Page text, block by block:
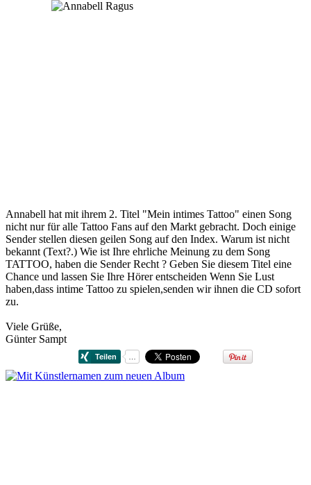
Annabell hat mit ihrem 2. Titel "Mein intimes Tattoo" einen Song
nicht nur für alle Tattoo Fans auf den Markt gebracht. Doch einige
Sender stellen diesen geilen Song auf den Index. Warum ist nicht
bekannt (Text?.) Wie ist Ihre ehrliche Meinung zu dem Song
TATTOO, haben die Sender Recht ? Geben Sie diesem Titel eine
Chance und lassen Sie Ihre Hörer entscheiden Wenn Sie Lust
haben,dass intime Tattoo zu spielen,senden wir ihnen die CD sofort
zu.
Viele Grüße,
Günter Sampt